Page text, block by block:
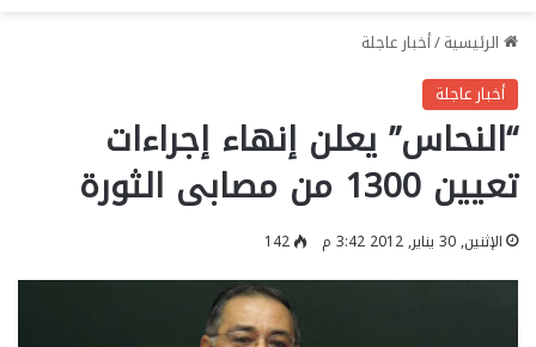
الرئيسية/أخبار عاجلة
أخبار عاجلة
“النحاس” يعلن إنهاء إجراءات
تعيين 1300 من مصابى الثورة
الإثنين, 30 يناير, 2012 3:42 م 142